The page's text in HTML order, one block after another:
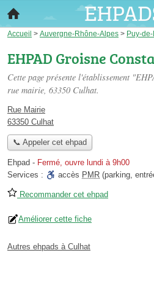
Accueil > Auvergne-Rhône-Alpes > Puy-
EHPAD Groisne
Cette page présente l'établissement
rue mairie, 63350 Culhat.
Rue Mairie
63350 Culhat
📞 Appeler cet ehpad
Ehpad - Fermé, ouvre lundi à 9h00
Services :
accès PMR (parking,
Recommander cet ehpad
Améliorer cette fiche
Autres ehpads à Culhat